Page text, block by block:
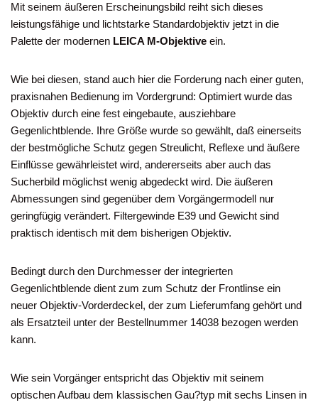
Mit seinem äußeren Erscheinungsbild reiht sich dieses
leistungsfähige und lichtstarke Standardobjektiv jetzt in die
Palette der modernen LEICA M-Objektive ein.
Wie bei diesen, stand auch hier die Forderung nach einer guten,
praxisnahen Bedienung im Vordergrund: Optimiert wurde das
Objektiv durch eine fest eingebaute, ausziehbare
Gegenlichtblende. Ihre Größe wurde so gewählt, daß einerseits
der bestmögliche Schutz gegen Streulicht, Reflexe und äußere
Einflüsse gewährleistet wird, andererseits aber auch das
Sucherbild möglichst wenig abgedeckt wird. Die äußeren
Abmessungen sind gegenüber dem Vorgängermodell nur
geringfügig verändert. Filtergewinde E39 und Gewicht sind
praktisch identisch mit dem bisherigen Objektiv.
Bedingt durch den Durchmesser der integrierten
Gegenlichtblende dient zum zum Schutz der Frontlinse ein
neuer Objektiv-Vorderdeckel, der zum Lieferumfang gehört und
als Ersatzteil unter der Bestellnummer 14038 bezogen werden
kann.
Wie sein Vorgänger entspricht das Objektiv mit seinem
optischen Aufbau dem klassischen Gau?typ mit sechs Linsen in